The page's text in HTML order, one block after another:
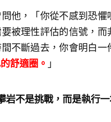
他，「你從不感到恐
被理性評估的信號，
不斷過去，你會明白一
舒適圈。 」
岩不是挑戰，而是執行